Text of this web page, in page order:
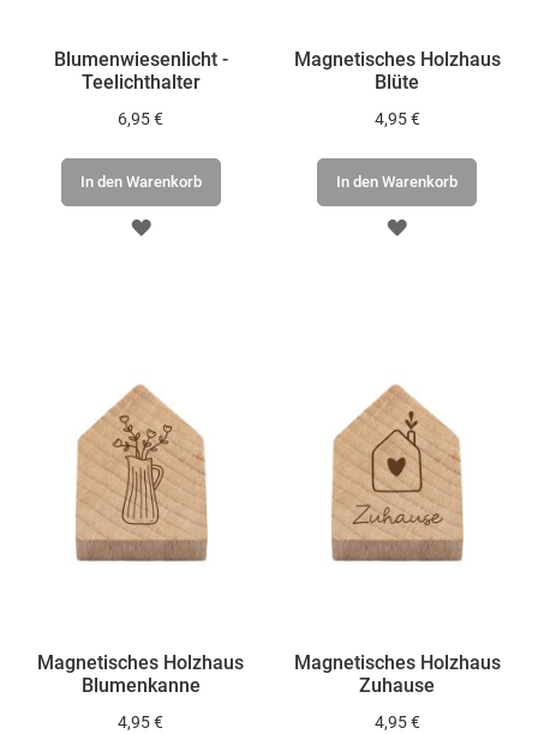
Blumenwiesenlicht -
Teelichthalter
6,95 €
In den Warenkorb
ZUR
Magnetisches Holzhaus
Blüte
4,95 €
In den Warenkorb
ZUR
Magnetisches Holzhaus
Blumenkanne
4,95 €
Magnetisches Holzhaus
Zuhause
4,95 €